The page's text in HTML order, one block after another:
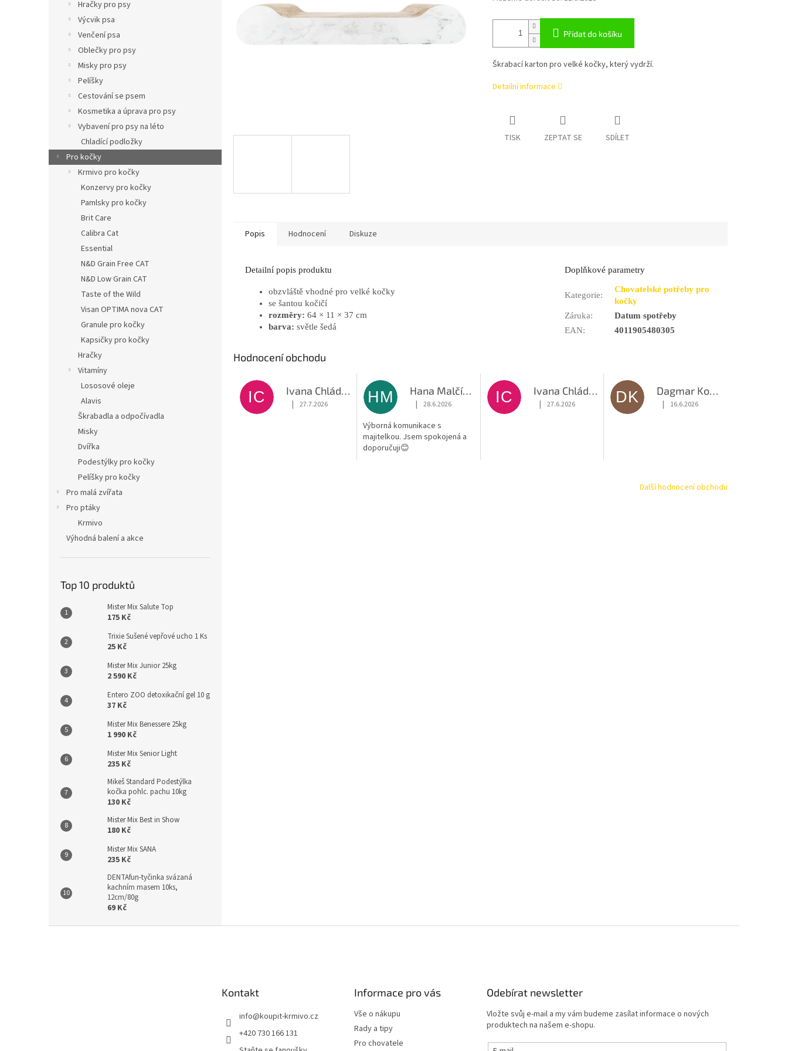
Hračky pro psy
Výcvik psa
Venčení psa
Oblečky pro psy
Misky pro psy
Pelíšky
Cestování se psem
Kosmetika a úprava pro psy
Vybavení pro psy na léto
Chladící podložky
Pro kočky
Krmivo pro kočky
Konzervy pro kočky
Pamlsky pro kočky
Brit Care
Calibra Cat
Essential
N&D Grain Free CAT
N&D Low Grain CAT
Taste of the Wild
Visan OPTIMA nova CAT
Granule pro kočky
Kapsičky pro kočky
Hračky
Vitamíny
Lososové oleje
Alavis
Škrabadla a odpočívadla
Misky
Dvířka
Podestýlky pro kočky
Pelíšky pro kočky
Pro malá zvířata
Pro ptáky
Krmivo
Výhodná balení a akce
Top 10 produktů
Mister Mix Salute Top
175 Kč
Trixie Sušené vepřové ucho 1 Ks
25 Kč
Mister Mix Junior 25kg
2 590 Kč
Entero ZOO detoxikační gel 10 g
37 Kč
Mister Mix Benessere 25kg
1 990 Kč
Mister Mix Senior Light
235 Kč
Mikeš Standard Podestýlka
kočka pohlc. pachu 10kg
130 Kč
Mister Mix Best in Show
180 Kč
Mister Mix SANA
235 Kč
DENTAfun-tyčinka svázaná
kachním masem 10ks,
12cm/80g
69 Kč
Přidat do košíku
Škrabací karton pro velké kočky, který vydrží.
Detailní informace
TISK ZEPTAT SE SDÍLET
Popis Hodnocení Diskuze
Detailní popis produktu
obzvláště vhodné pro velké kočky
se šantou kočičí
rozměry: 64 × 11 × 37 cm
barva: světle šedá
Doplňkové parametry
Kategorie:
Chovatelské potřeby pro
kočky
Záruka:
Datum spotřeby
EAN: 4011905480305
Hodnocení obchodu
IC Ivana Chládková
Hodnocení obchodu je 5 z 5 hvězdiček.
| 27.7.2026 HM Hana Malčíková
Hodnocení obchodu je 5 z 5 hvězdiček.
| 28.6.2026
Výborná komunikace s
majitelkou. Jsem spokojená a
doporučuji😊
IC Ivana Chládková
Hodnocení obchodu je 5 z 5 hvězdiček.
| 27.6.2026 DK Dagmar Kováčová
Hodnocení obchodu je 5 z 5
| 16.6.2026
Další hodnocení obchodu
Kontakt
info@koupit-krmivo.cz
+420 730 166 131
Informace pro vás
Vše o nákupu
Rady a tipy
Pro chovatele
Odebírat newsletter
Vložte svůj e-mail a my vám budeme zasílat informace o nových
produktech na našem e-shopu.